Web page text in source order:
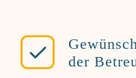
der